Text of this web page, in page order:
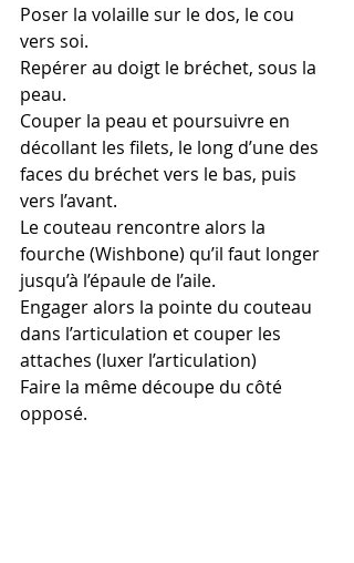
Poser la volaille sur le dos, le cou
vers soi.
Repérer au doigt le bréchet, sous la
peau.
Couper la peau et poursuivre en
décollant les filets, le long d’une des
faces du bréchet vers le bas, puis
vers l’avant.
Le couteau rencontre alors la
fourche (Wishbone) qu’il faut longer
jusqu’à l’épaule de l’aile.
Engager alors la pointe du couteau
dans l’articulation et couper les
attaches (luxer l’articulation)
Faire la même découpe du côté
opposé.